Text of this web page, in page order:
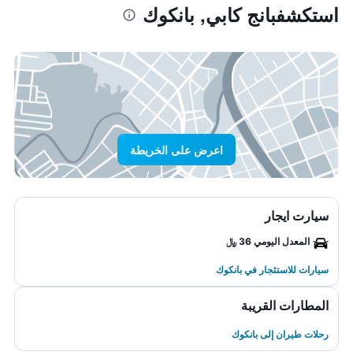
استكشفبانج كابي, بانكوك
اعرض على الخريطة
سيارت ايجار
المعدل اليومي 36 ﷼
سيارات للاستئجار في بانكوك
المطارات القريبة
رحلات طيران إلى بانكوك